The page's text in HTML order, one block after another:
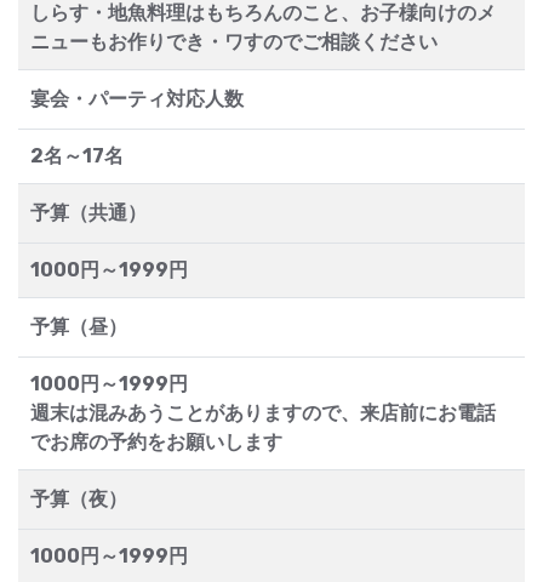
しらす・地魚料理はもちろんのこと、お子様向けのメ
ニューもお作りでき・ワすのでご相談ください
宴会・パーティ対応人数
2名～17名
予算（共通）
1000円～1999円
予算（昼）
1000円～1999円
週末は混みあうことがありますので、来店前にお電話
でお席の予約をお願いします
予算（夜）
1000円～1999円